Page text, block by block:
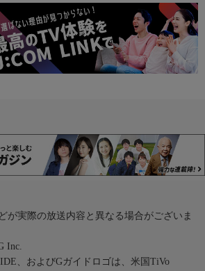
が実際の放送内容と異なる場合がございま
Inc.
、およびGガイドロゴは、米国TiVo